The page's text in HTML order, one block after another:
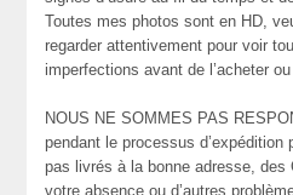
Toutes mes photos sont en HD,
regarder attentivement pour voir
imperfections avant de l’acheter
NOUS NE SOMMES PAS
pendant le processus
pas livrés à la bonne adresse,
votre absence ou d’autres